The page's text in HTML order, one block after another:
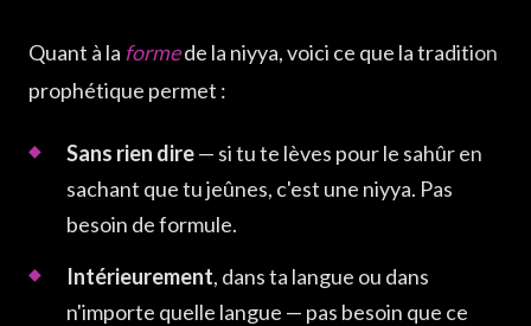
Quant à la formede la niyya, voici ce que la tradition
prophétique permet :
Sans rien dire— si tu te lèves pour le sahûr en
sachant que tu jeûnes, c'est une niyya. Pas
besoin de formule.
Intérieurement, dans ta langue ou dans
n'importe quelle langue — pas besoin que ce